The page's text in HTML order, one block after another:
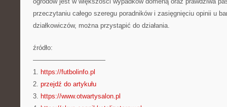
przeczytaniu całego szeregu poradników i zasięgnięciu opinii u
działkowiczów, można przystąpić do działania.
źródło:
———————————
1. https://futbolinfo.pl
2. przejdź do artykułu
3. https://www.otwartysalon.pl